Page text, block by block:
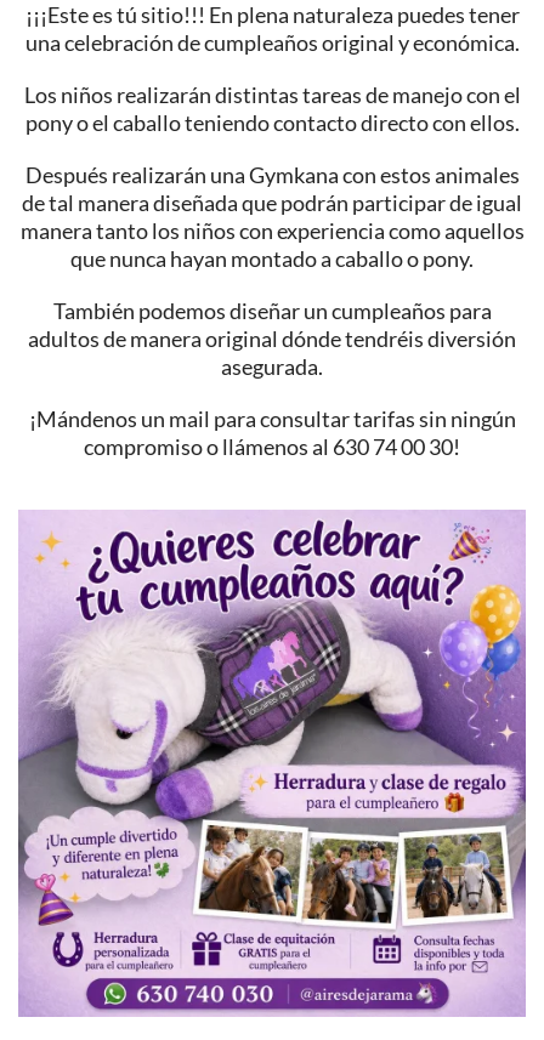
¡¡¡Este es tú sitio!!! En plena naturaleza puedes tener
una celebración de cumpleaños original y económica.
Los niños realizarán distintas tareas de manejo con el
pony o el caballo teniendo contacto directo con ellos.
Después realizarán una Gymkana con estos animales
de tal manera diseñada que podrán participar de igual
manera tanto los niños con experiencia como aquellos
que nunca hayan montado a caballo o pony.
También podemos diseñar un cumpleaños para
adultos de manera original dónde tendréis diversión
asegurada.
¡Mándenos un mail para consultar tarifas sin ningún
compromiso o llámenos al 630 74 00 30!